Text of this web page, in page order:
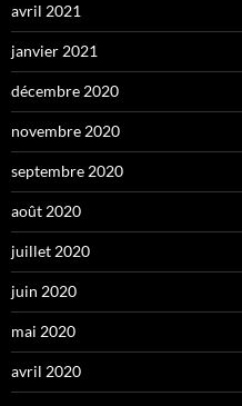
avril 2021
janvier 2021
décembre 2020
novembre 2020
septembre 2020
août 2020
juillet 2020
juin 2020
mai 2020
avril 2020